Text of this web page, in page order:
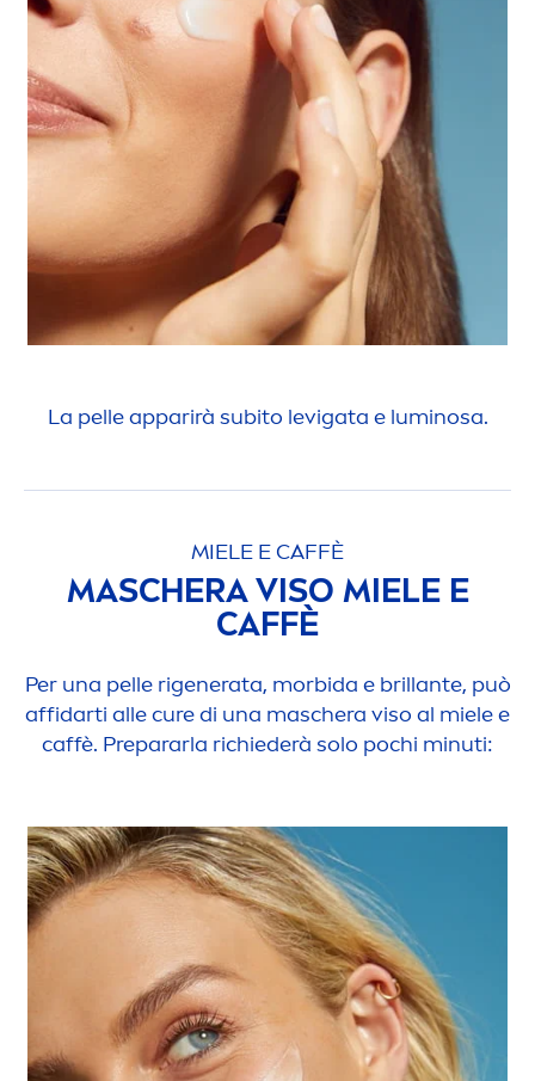
La pelle apparirà subito levigata e luminosa.
MIELE E CAFFÈ
MASCHERA VISO MIELE E
CAFFÈ
Per una pelle rigenerata, morbida e brillante, può
affidarti alle cure di una maschera viso al miele e
caffè. Prepararla richiederà solo pochi minuti: